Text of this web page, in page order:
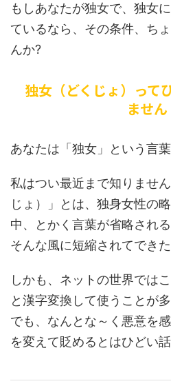
もしあなたが独女で、独女
ているなら、その条件、ち
んか?
独女（どくじょ）って
ません
あなたは「独女」という言
私はつい最近まで知りませ
じょ）」とは、独身女性の
中、とかく言葉が省略され
そんな風に短縮されてできた
しかも、ネットの世界では
と漢字変換して使うことが
でも、なんとな～く悪意を
を変えて貶めるとはひどい話